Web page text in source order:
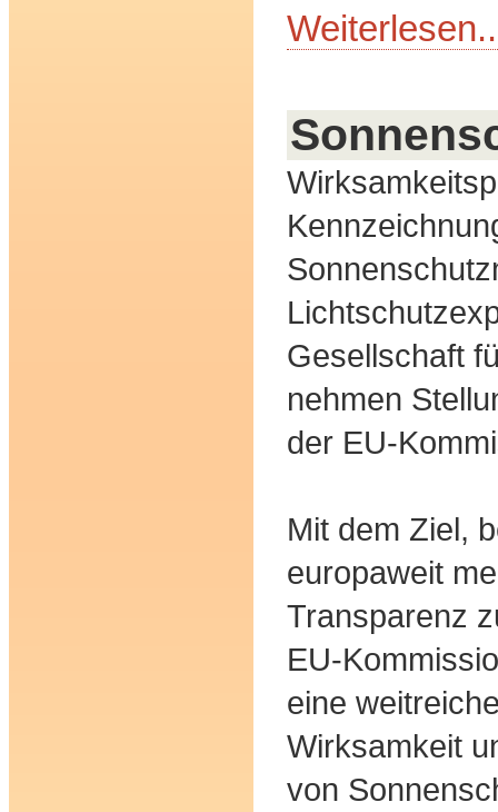
Gesellschaft
nehmen
der EU-
Mit dem Ziel,
europaweit
Transparenz
EU-
eine
Wirksamkeit
von